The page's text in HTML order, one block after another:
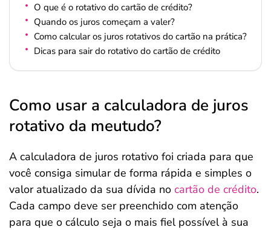
O que é o rotativo do cartão de crédito?
Quando os juros começam a valer?
Como calcular os juros rotativos do cartão na prática?
Dicas para sair do rotativo do cartão de crédito
Como usar a calculadora de juros
rotativo da meutudo?
A calculadora de juros rotativo foi criada para que
você consiga simular de forma rápida e simples o
valor atualizado da sua dívida no cartão de crédito.
Cada campo deve ser preenchido com atenção
para que o cálculo seja o mais fiel possível à sua